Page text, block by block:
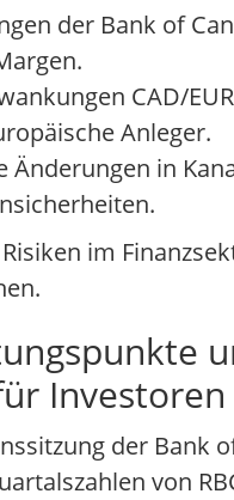
der Bank of
CAD/
Anleger.
Änderungen in
im
Investoren
der Bank
von